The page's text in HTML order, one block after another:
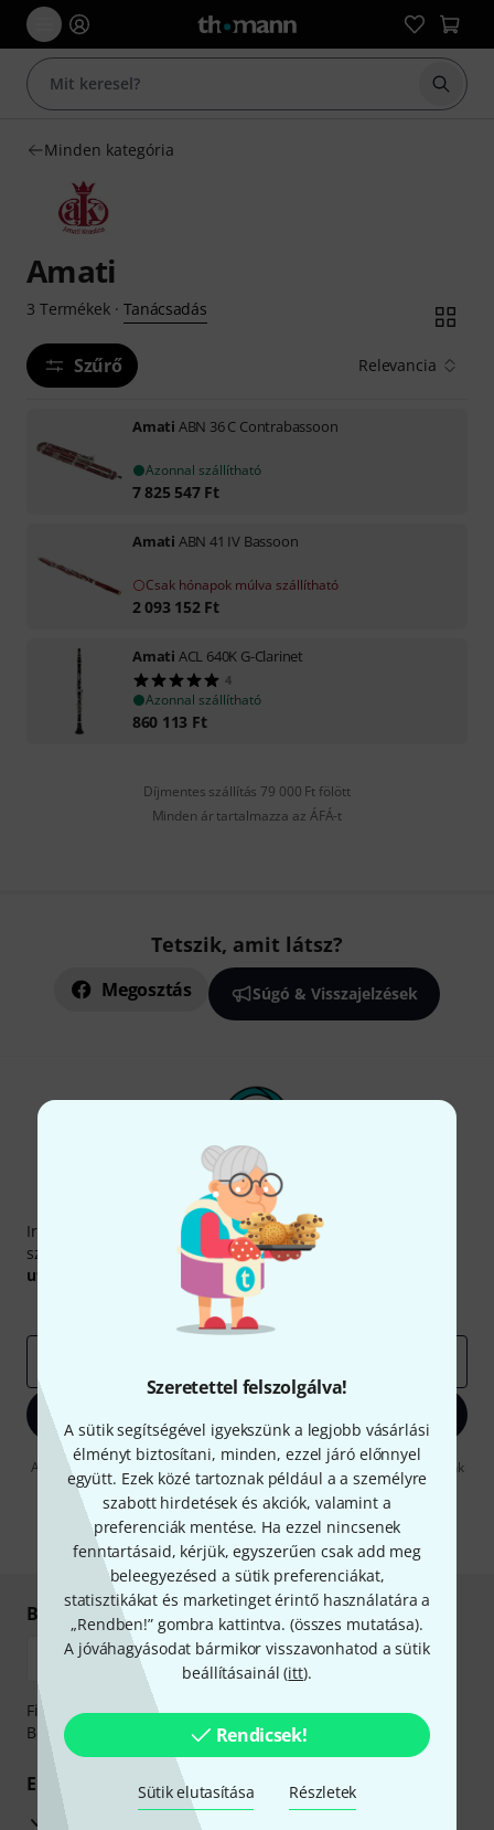
Szeretettel felszolgálva!
A sütik segítségével igyekszünk a legjobb vásárlási
élményt biztosítani, minden, ezzel járó előnnyel
együtt. Ezek közé tartoznak például a a személyre
szabott hirdetések és akciók, valamint a
preferenciák mentése. Ha ezzel nincsenek
fenntartásaid, kérjük, egyszerűen csak add meg
beleegyezésed a sütik preferenciákat,
statisztikákat és marketinget érintő használatára a
„Rendben!” gombra kattintva. (összes mutatása).
A jóváhagyásodat bármikor visszavonhatod a sütik
beállításainál (itt).
Rendicsek!
Sütik elutasítása Részletek
Minden kategória
Amati
3 Termékek· Tanácsadás
Szűrő Relevancia
Amati ABN 36 C Contrabassoon
Azonnal szállítható
7 825 547 Ft
Amati ABN 41 IV Bassoon
Csak hónapok múlva szállítható
2 093 152 Ft
Amati ACL 640K G-Clarinet
4
Azonnal szállítható
860 113 Ft
Díjmentes szállítás 79 000 Ft fölött
Minden ár tartalmazza az ÁFÁ-t
Tetszik, amit látsz?
Megosztás Súgó & Visszajelzések
Thomann hírlevél
Iratkozz fel a Thomann angol nyelvű hírlevelére, és kis
szerencsével megnyerheted a50egyenként
utalvány
Inspiráló gondolatok
A "Bejelentkezés" gombra kattintva elfogadja, hogy e-mailben küldjünk
önnek hirdetéseket. Bármikor leiratkozhat erről. A hírlevélről további
információkat azdata protection guideline-ben talál.
* Kitöltés kötelező
Biztonságos vásárlás és fizetés
Fizessen biztonságosan, titkosítással: Banki átutalás vagy
Betéti- vagy hitelkártya segítségével
Előnyök
3 éves Thomann-garancia